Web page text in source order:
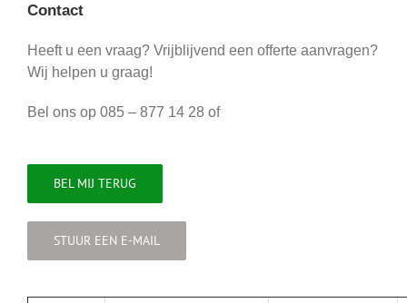
Contact
Heeft u een vraag? Vrijblijvend een offerte aanvragen?
Wij helpen u graag!
Bel ons op 085 – 877 14 28 of
BEL MIJ TERUG
STUUR EEN E-MAIL